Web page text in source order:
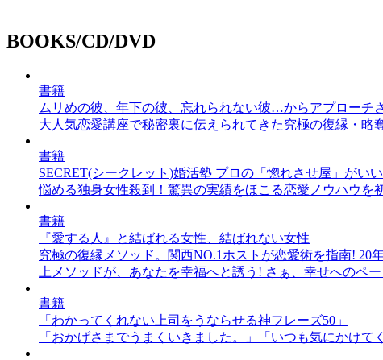
BOOKS/CD/DVD
書籍
ムリめの彼、年下の彼、忘れられない彼…からアプローチ
大人気恋愛講座で秘密裏に伝えられてきた究極の復縁・略
書籍
SECRET(シークレット)婚活塾 プロの「惚れさせ屋」がい
悩める独身女性殺到！驚異の実績をほこる恋愛ノウハウを
書籍
『愛する人』と結ばれる女性、結ばれない女性
究極の復縁メソッド。関西NO.1ホストが恋愛術を指南!
上メソッドが、あなたを幸福へと誘う! さぁ、幸せへのペ
書籍
「わかってくれない上司をうならせる神フレーズ50」
「おかげさまでうまくいきました。」「いつも気にかけ